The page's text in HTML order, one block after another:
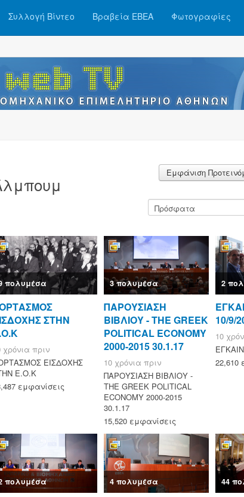
Συλλογή Βίντεο Βραβεία ΕΒΕΑ Φωτογραφίες
Εμφάνιση
πολυμέσα
ΣΤΗΝ
χρόνια πριν
ΕΙΣΔΟΧΗΣ
Ε.Ο.Κ
εμφανίσεις
3 πολυμέσα
ΠΑΡΟΥΣΙΑΣΗ
ΒΙΒΛΙΟΥ - ΤΗΕ GREEK
POLITICAL ECONOMY
2000-2015 30.1.17
10 χρόνια πριν
ΠΑΡΟΥΣΙΑΣΗ ΒΙΒΛΙΟΥ -
ΤΗΕ GREEK POLITICAL
ECONOMY 2000-2015
30.1.17
15,520 εμφανίσεις
2
10/9/
10
22,610
πολυμέσα 4 πολυμέσα 44